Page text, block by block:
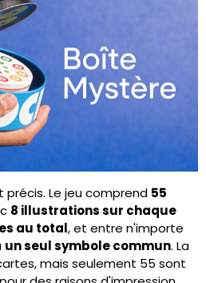
Le jeu comprend 55
8 illustrations sur chaque
au total, et entre n'importe
un seul symbole commun. La
mais seulement 55 sont